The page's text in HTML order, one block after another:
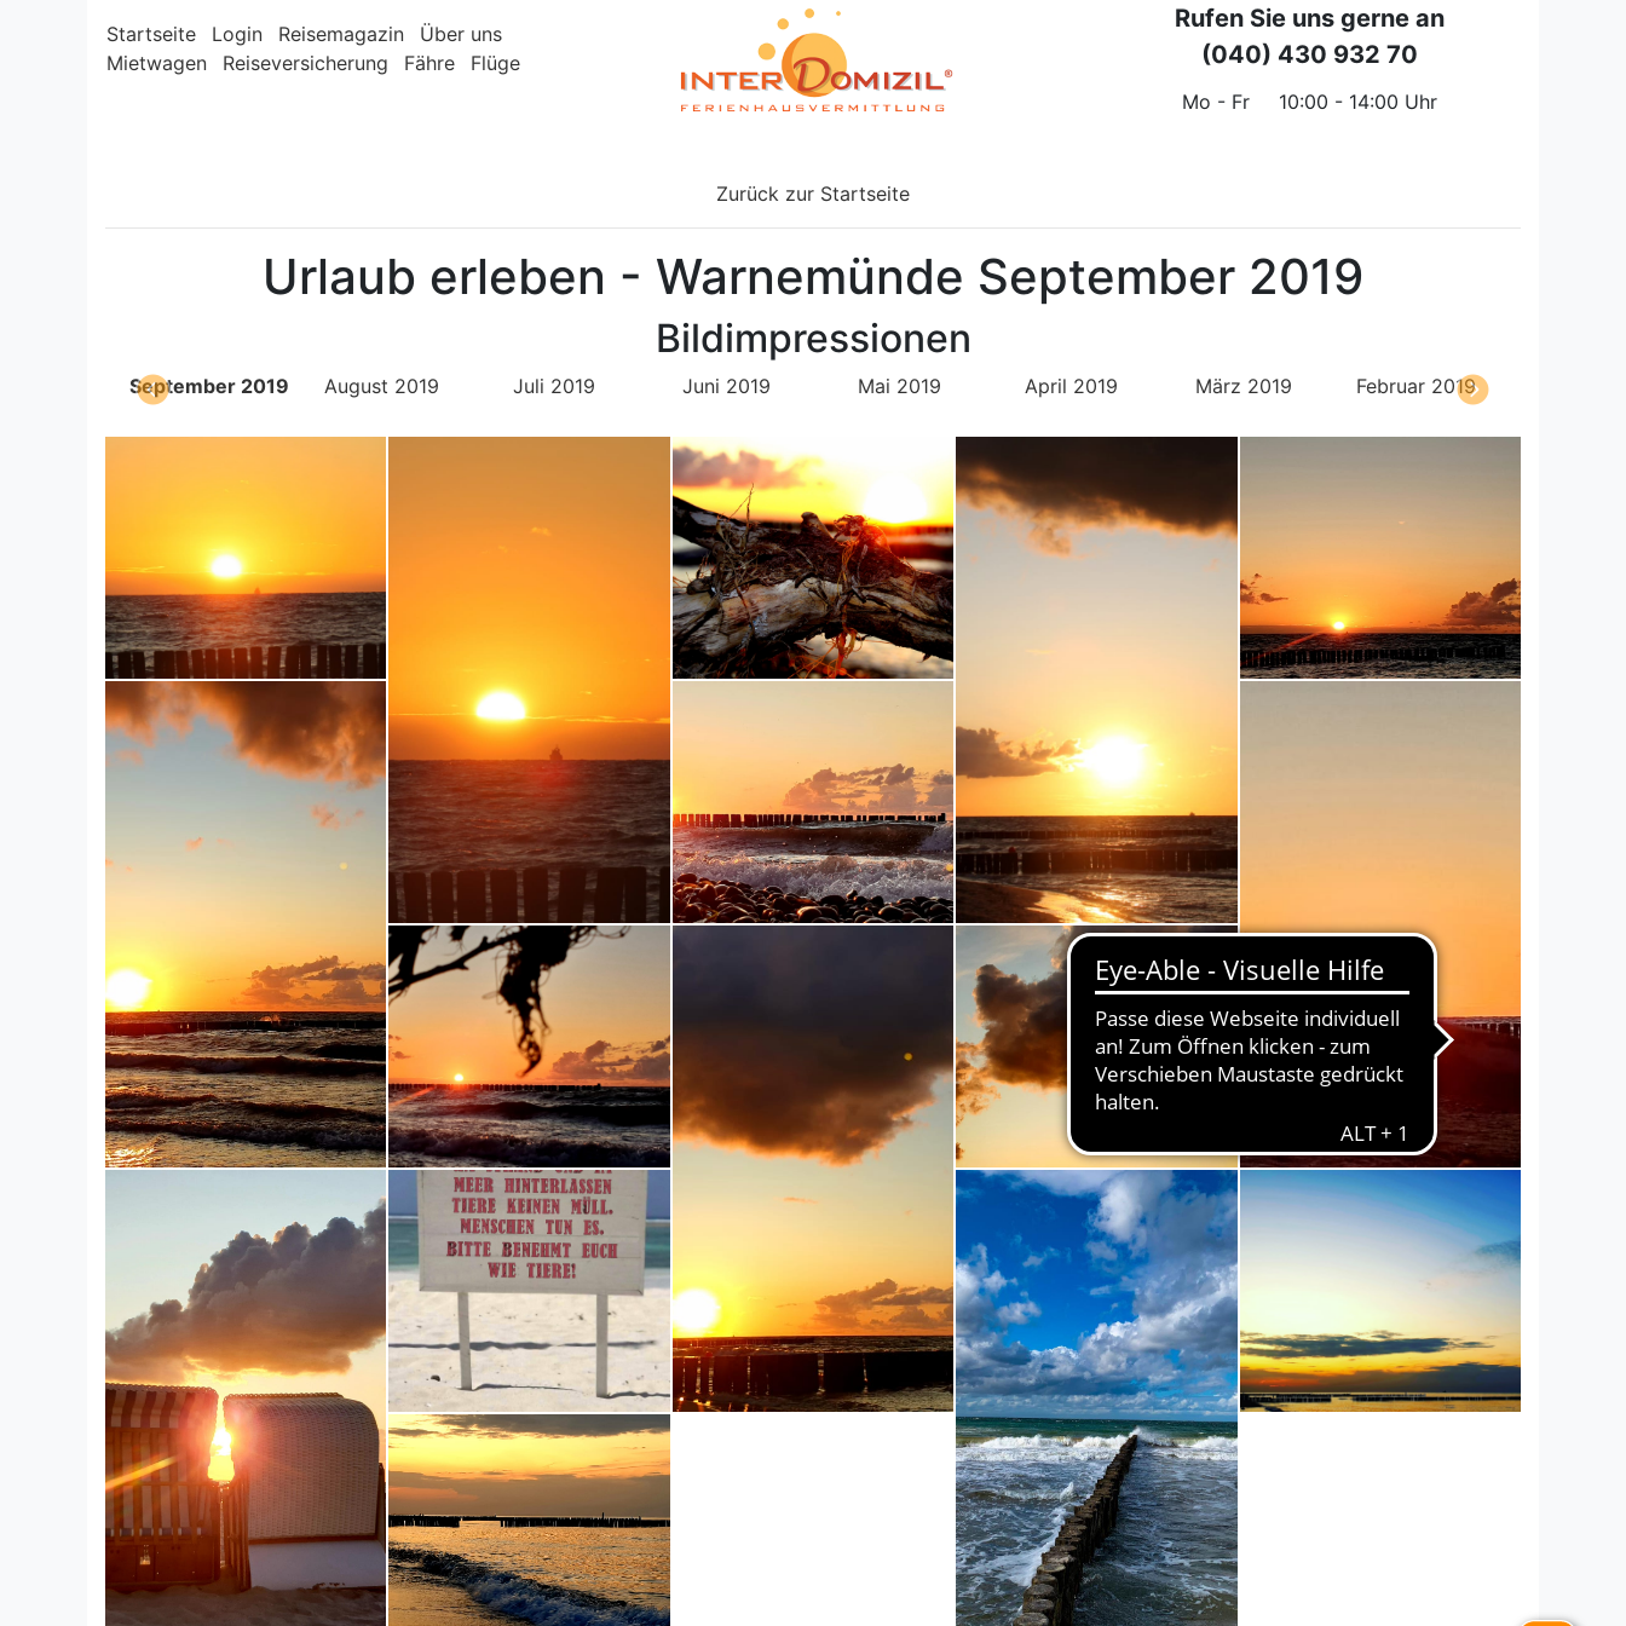
Startseite Login Reisemagazin
Über uns
Mietwagen
Reiseversicherung Fähre Flüge
Rufen Sie uns gerne an
(040) 430 932 70
Mo - Fr 10:00 - 14:00 Uhr
Zurück zur Startseite
Urlaub erleben - Warnemünde September 2019
Bildimpressionen
September 2019 August 2019 Juli 2019 Juni 2019 Mai 2019 April 2019 März 2019 Februar 2019